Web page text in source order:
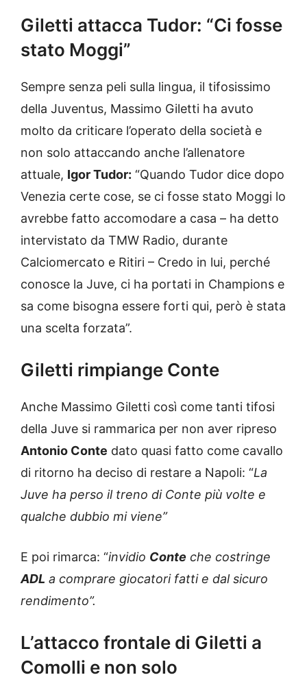
Giletti attacca Tudor: “Ci fosse
stato Moggi”
Sempre senza peli sulla lingua, il tifosissimo
della Juventus, Massimo Giletti ha avuto
molto da criticare l’operato della società e
non solo attaccando anche l’allenatore
attuale, Igor Tudor: “Quando Tudor dice dopo
Venezia certe cose, se ci fosse stato Moggi lo
avrebbe fatto accomodare a casa – ha detto
intervistato da TMW Radio, durante
Calciomercato e Ritiri – Credo in lui, perché
conosce la Juve, ci ha portati in Champions e
sa come bisogna essere forti qui, però è stata
una scelta forzata”.
Giletti rimpiange Conte
Anche Massimo Giletti così come tanti tifosi
della Juve si rammarica per non aver ripreso
Antonio Conte dato quasi fatto come cavallo
di ritorno ha deciso di restare a Napoli: “La
Juve ha perso il treno di Conte più volte e
qualche dubbio mi viene”
E poi rimarca: “invidio Conte che costringe
ADL a comprare giocatori fatti e dal sicuro
rendimento”.
L’attacco frontale di Giletti a
Comolli e non solo